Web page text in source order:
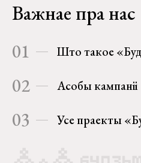
Важнае пра нас
01 Што такое
02 Асобы кампаніі
03 Усе праекты